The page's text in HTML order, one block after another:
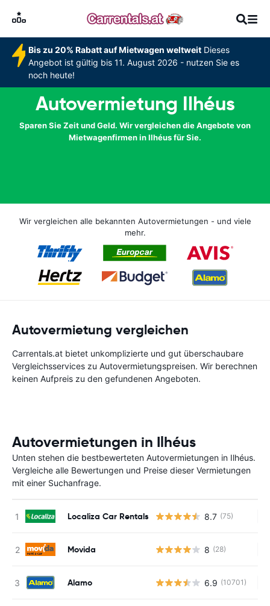
Bis zu 20% Rabatt auf Mietwagen weltweitDieses
Angebot ist gültig bis 11. August 2026 - nutzen Sie es
noch heute!
Autovermietung Ilhéus
Sparen Sie Zeit und Geld. Wir vergleichen die Angebote von
Mietwagenfirmen in Ilhéus für Sie.
Wir vergleichen alle bekannten Autovermietungen - und viele
mehr.
Autovermietung vergleichen
Carrentals.at bietet unkomplizierte und gut überschaubare
Vergleichsservices zu Autovermietungspreisen. Wir berechnen
keinen Aufpreis zu den gefundenen Angeboten.
Autovermietungen in Ilhéus
Unten stehen die bestbewerteten Autovermietungen in Ilhéus.
Vergleiche alle Bewertungen und Preise dieser Vermietungen
mit einer Suchanfrage.
Localiza Car Rentals 8.7 (75)
Movida 8 (28)
Alamo 6.9 (10701)